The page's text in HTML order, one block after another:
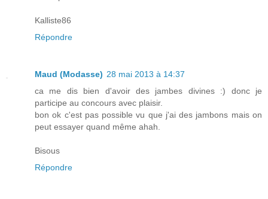
Kalliste86
Répondre
Maud (Modasse) 28 mai 2013 à 14:37
ca me dis bien d'avoir des jambes divines :) donc je
participe au concours avec plaisir.
bon ok c'est pas possible vu que j'ai des jambons mais on
peut essayer quand même ahah.
Bisous
Répondre